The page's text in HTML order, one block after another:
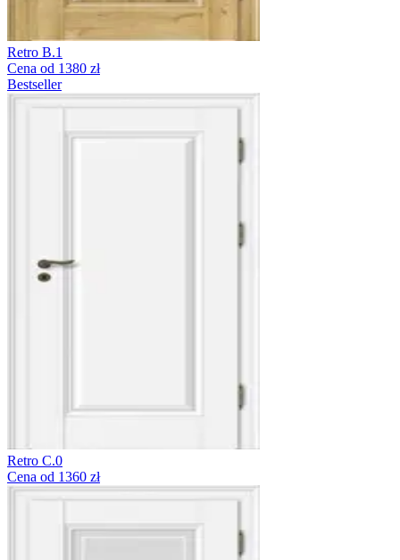
Retro B.1
Cena od 1380 zł
Bestseller
Retro C.0
Cena od 1360 zł